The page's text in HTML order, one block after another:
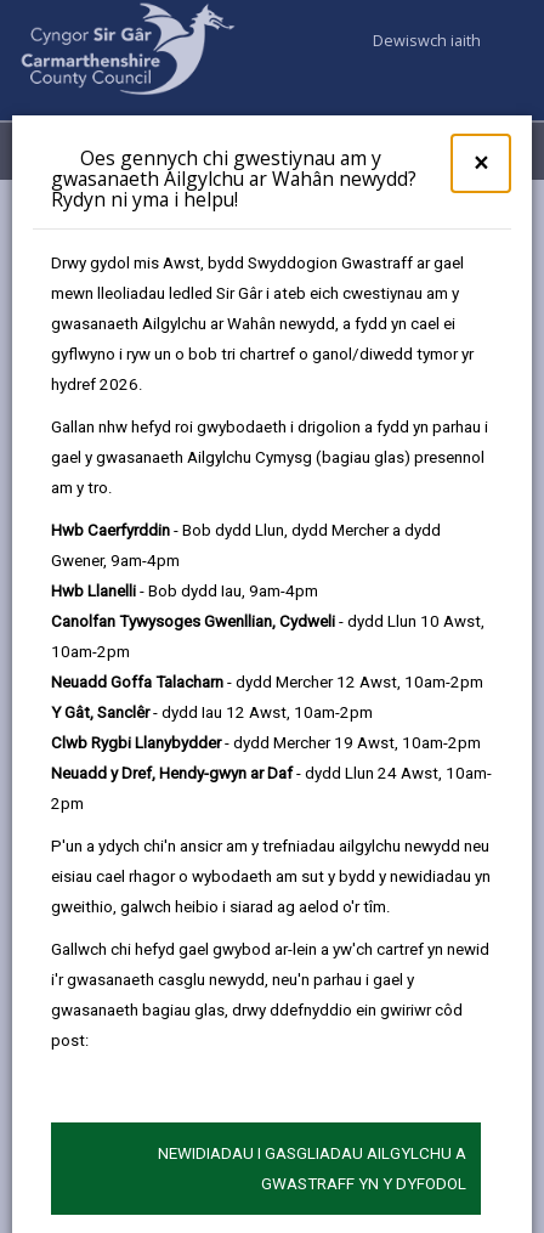
×
Oes gennych chi gwestiynau am y
gwasanaeth Ailgylchu ar Wahân newydd?
Rydyn ni yma i helpu!
Drwy gydol mis Awst, bydd Swyddogion Gwastraff ar gael
mewn lleoliadau ledled Sir Gâr i ateb eich cwestiynau am y
gwasanaeth Ailgylchu ar Wahân newydd, a fydd yn cael ei
gyflwyno i ryw un o bob tri chartref o ganol/diwedd tymor yr
hydref 2026.
Gallan nhw hefyd roi gwybodaeth i drigolion a fydd yn parhau i
gael y gwasanaeth Ailgylchu Cymysg (bagiau glas) presennol
am y tro.
Hwb Caerfyrddin - Bob dydd Llun, dydd Mercher a dydd
Gwener, 9am-4pm
Hwb Llanelli - Bob dydd Iau, 9am-4pm
Canolfan Tywysoges Gwenllian, Cydweli - dydd Llun 10 Awst,
10am-2pm
Neuadd Goffa Talacharn - dydd Mercher 12 Awst, 10am-2pm
Y Gât, Sanclêr- dydd Iau 12 Awst, 10am-2pm
Clwb Rygbi Llanybydder- dydd Mercher 19 Awst, 10am-2pm
Neuadd y Dref, Hendy-gwyn ar Daf- dydd Llun 24 Awst, 10am-
2pm
P'un a ydych chi'n ansicr am y trefniadau ailgylchu newydd neu
eisiau cael rhagor o wybodaeth am sut y bydd y newidiadau yn
gweithio, galwch heibio i siarad ag aelod o'r tîm.
Gallwch chi hefyd gael gwybod ar-lein a yw'ch cartref yn newid
i'r gwasanaeth casglu newydd, neu'n parhau i gael y
gwasanaeth bagiau glas, drwy ddefnyddio ein gwiriwr côd
post:
NEWIDIADAU I GASGLIADAU AILGYLCHU A
GWASTRAFF YN Y DYFODOL
Dewiswch iaith
Dewislen
Dementia
Dementia
Diweddarwyd y dudalen ar: 02/02/2026
by
share
this
on
opens
in
new
tab
share
this
on
opens
a
tab
in
new
Cyflwr ar yr ymennydd yw dementia sy'n ei wneud yn
anodd i berson gofio, dysgu a chyfathrebu. Mae
symptomau dementia yn cynnwys colli cof, bod yn
ddryslyd, newid yn yr hwyl ac anhawster cyflawni
gorchwylion pob dydd. Mae llawer o bethau'n achosi
dementia; clefyd Alzheimer yw'r un mwyaf cyffredin.
Nid yw dementia yn rhan arferol o fynd yn hŷn, ewch i
Is it getting older or dementia?| Cymdeithas
Alzheimer’s (alzheimers.org.uk)
i ddeall rhagor am y gwahaniaethau rhwng mynd yn
hŷn a dementia.
Os ydych chi'n poeni eich bod chi, neu rywun rydych
chi'n ei adnabod, yn dangos arwyddion o ddementia,
mae'n bwysig gweld meddyg teulu. Nid yw bod yn
anghofus yn golygu bod gennych ddementia. Gall colli
cof gael ei achosi gan broblemau iechyd corfforol neu
Mae llawer o wahanol gyflyrau a all ddynwared
arwyddion cynnar o ddementia gan gynnwys: heintiau,